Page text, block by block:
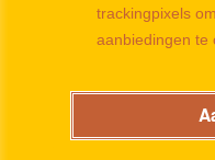
trackingpixels
aanbiedingen te